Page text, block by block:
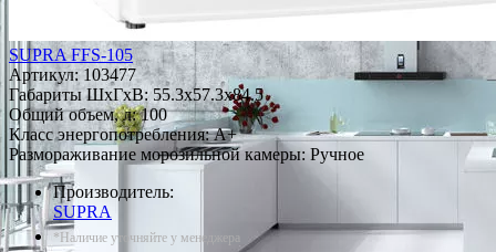
SUPRA FFS-105
Артикул:103477
Габариты ШxГxВ: 55.3x57.3x84.5
Общий объем, л: 100
Класс энергопотребления: A+
Размораживание морозильной камеры: Ручное
Производитель:
SUPRA
*Наличие уточняйте у менеджера